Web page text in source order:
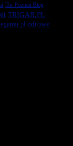
Tor Poznań Bieg
TRIGAR.PL
zdrowe